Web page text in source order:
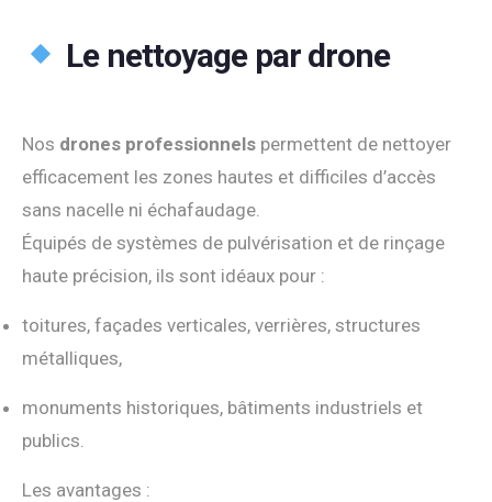
Le nettoyage par drone
Nos drones professionnels permettent de nettoyer
efficacement les zones hautes et difficiles d’accès
sans nacelle ni échafaudage.
Équipés de systèmes de pulvérisation et de rinçage
haute précision, ils sont idéaux pour :
toitures, façades verticales, verrières, structures
métalliques,
monuments historiques, bâtiments industriels et
publics.
Les avantages :